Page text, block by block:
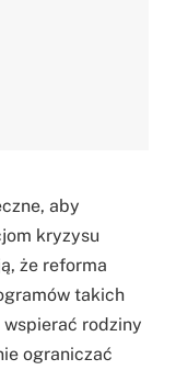
aby
kryzysu
że reforma
takich
rodziny
ograniczać